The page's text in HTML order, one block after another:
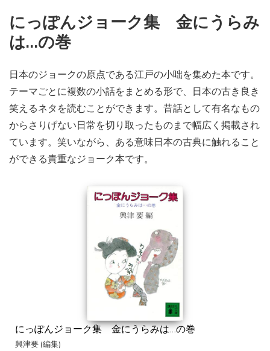
にっぽんジョーク集 金にうらみ
は…の巻
日本のジョークの原点である江戸の小咄を集めた本です。
テーマごとに複数の小話をまとめる形で、日本の古き良き
笑えるネタを読むことができます。昔話として有名なもの
からさりげない日常を切り取ったものまで幅広く掲載され
ています。笑いながら、ある意味日本の古典に触れること
ができる貴重なジョーク本です。
にっぽんジョーク集 金にうらみは…の巻
興津要 (編集)